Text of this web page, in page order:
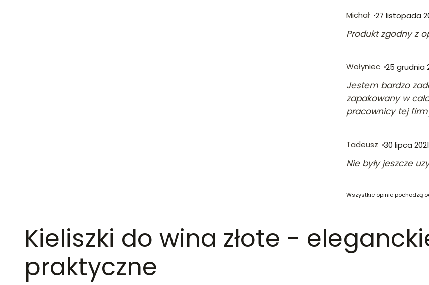
Michał 27 listopada
Produkt zgodny z
Wołyniec 25 grudnia
Jestem bardzo
zapakowany w
pracownicy tej
Tadeusz 30 lipca 2021
Nie były jeszcze
Wszystkie opinie pochodzą
Kieliszki do wina złote -
praktyczne